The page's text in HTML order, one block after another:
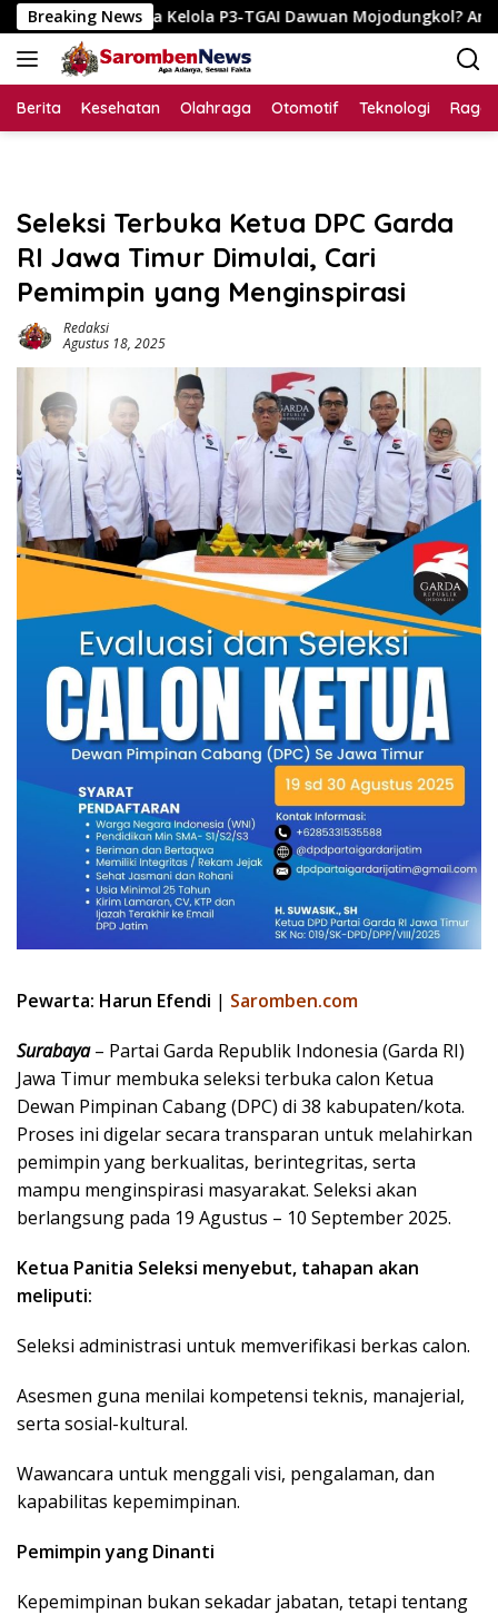
Langsung
ke
konten
Breaking News
Kelola P3-TGAI Dawuan Mojodungkol? Anggaran Rp195
Berita Kesehatan Olahraga Otomotif Teknologi
Seleksi Terbuka Ketua DPC Garda
RI Jawa Timur Dimulai, Cari
Pemimpin yang Menginspirasi
Redaksi
Agustus 18, 2025
Pewarta: Harun Efendi | Saromben.com
Surabaya– Partai Garda Republik Indonesia (Garda RI)
Jawa Timur membuka seleksi terbuka calon Ketua
Dewan Pimpinan Cabang (DPC) di 38 kabupaten/kota.
Proses ini digelar secara transparan untuk melahirkan
pemimpin yang berkualitas, berintegritas, serta
mampu menginspirasi masyarakat. Seleksi akan
berlangsung pada 19 Agustus – 10 September 2025.
Ketua Panitia Seleksi menyebut, tahapan akan
meliputi:
Seleksi administrasi untuk memverifikasi berkas calon.
Asesmen guna menilai kompetensi teknis, manajerial,
serta sosial-kultural.
Wawancara untuk menggali visi, pengalaman, dan
kapabilitas kepemimpinan.
Pemimpin yang Dinanti
Kepemimpinan bukan sekadar jabatan, tetapi tentang